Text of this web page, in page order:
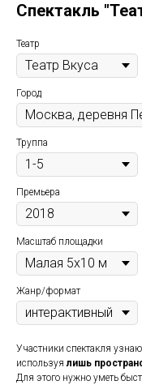
Спектакль
Театр
Город
Труппа
Премьера
Масштаб площадки
Жанр/формат
Участники спектакля
используя лишь
Для этого нужно уметь